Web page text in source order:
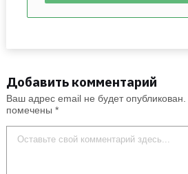
Добавить комментарий
Ваш адрес email не будет опубликован.
помечены *